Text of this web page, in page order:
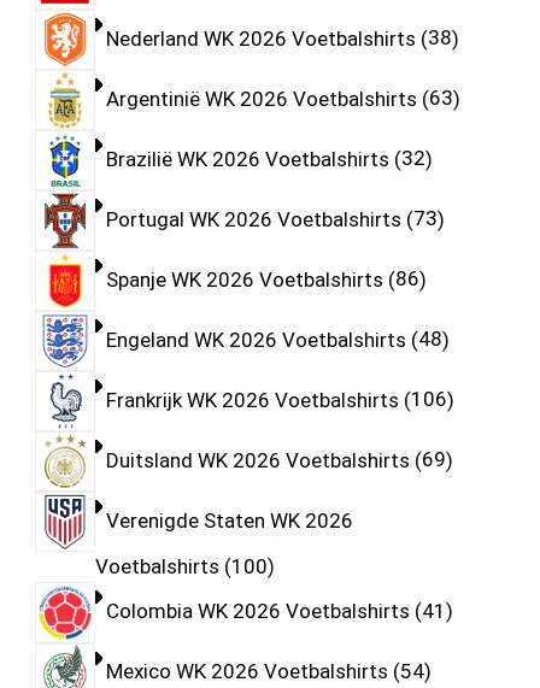
Nederland WK 2026 Voetbalshirts 38
Argentinië WK 2026 Voetbalshirts 63
Brazilië WK 2026 Voetbalshirts 32
Portugal WK 2026 Voetbalshirts 73
Spanje WK 2026 Voetbalshirts 86
Engeland WK 2026 Voetbalshirts 48
Frankrijk WK 2026 Voetbalshirts 106
Duitsland WK 2026 Voetbalshirts 69
Verenigde Staten WK 2026
Voetbalshirts 100
Colombia WK 2026 Voetbalshirts 41
Mexico WK 2026 Voetbalshirts 54